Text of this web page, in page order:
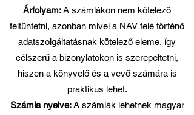
Árfolyam:A számlákon nem kötelező
feltüntetni, azonban mivel a NAV felé történő
adatszolgáltatásnak kötelező eleme, így
célszerű a bizonylatokon is szerepeltetni,
hiszen a könyvelő és a vevő számára is
praktikus lehet.
Számla nyelve:A számlák lehetnek magyar